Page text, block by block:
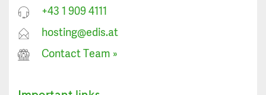
+43 1 909 4111
hosting@edis.at
Contact Team »